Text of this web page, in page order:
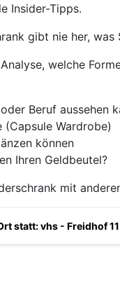
Insider-Tipps.
gibt nie her, was
welche
Beruf aussehen
Wardrobe)
können
Ihren Geldbeutel?
mit
statt: vhs - Freidhof